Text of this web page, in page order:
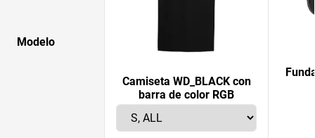
Modelo
Camiseta WD_BLACK con
barra de color RGB